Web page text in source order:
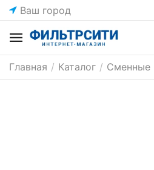
Ваш город
Главная / Каталог / Сменные